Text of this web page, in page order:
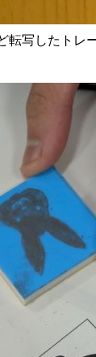
写したトレ